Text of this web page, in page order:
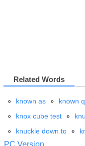
Related Words
known as known
knox cube test
knuckle down to
PC Version